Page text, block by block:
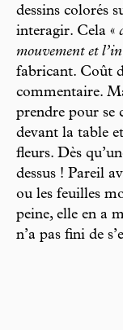
dessins colorés
interagir. Cela «
mouvement et
fabricant. Coût
commentaire.
prendre pour se
devant la table
fleurs. Dès
dessus ! Pareil
ou les feuilles
peine, elle en a
n’a pas fini de